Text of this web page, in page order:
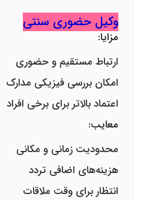
وکیل حضوری سنتی
مزایا:
ارتباط مستقیم و حضوری
امکان بررسی فیزیکی مدارک
اعتماد بالاتر برای برخی افراد
معایب:
محدودیت زمانی و مکانی
هزینه‌های اضافی تردد
انتظار برای وقت ملاقات